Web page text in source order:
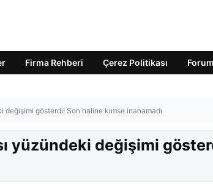
Firma Rehberi Çerez Politikası Forum
değişimi gösterdi! Son haline kimse inanamadı
yüzündeki değişimi